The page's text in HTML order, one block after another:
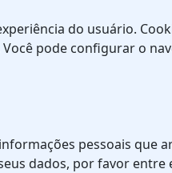
do usuário.
pode configurar o
pessoais que
dados, por favor